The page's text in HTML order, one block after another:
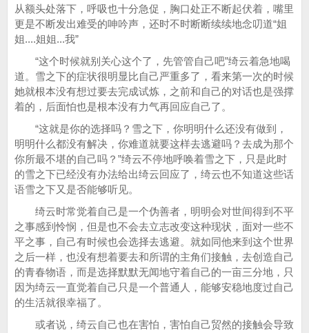
从额头处落下，呼吸也十分急促，胸口处正不断起伏着，嘴里
更是不断发出难受的呻吟声，还时不时断断续续地念叨道“姐
姐....姐姐...我”
“这个时候就别关心这个了，先管管自己吧”绮云着急地喝
道。雪之下的症状很明显比自己严重多了，看来第一次的时候
她就根本没有想过要去完成试炼，之前和自己的对话也是强撑
着的，后面怕也是根本没有力气再回应自己了。
“这就是你的选择吗？雪之下，你明明什么还没有做到，
明明什么都没有解决，你难道就要这样去逃避吗？去成为那个
你所最不堪的自己吗？”绮云不停地呼唤着雪之下，只是此时
的雪之下已经没有办法给出绮云回应了，绮云也不知道这些话
语雪之下又是否能够听见。
绮云时常觉着自己是一个伪善者，明明会对世间得到不平
之事感到怜悯，但是也不会去立志改变这种现状，面对一些不
平之事，自己有时候也会选择去逃避。就如同他来到这个世界
之后一样，也没有想着要去和所谓的主角们接触，去创造自己
的青春物语，而是选择默默无闻地守着自己的一亩三分地，只
因为绮云一直觉着自己只是一个普通人，能够安稳地度过自己
的生活就很幸福了。
或者说，绮云自己也在害怕，害怕自己贸然的接触会导致